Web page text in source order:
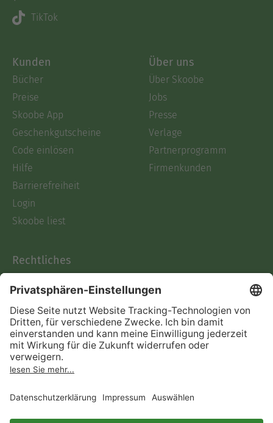
TikTok
Kunden
Bücher
Preise
Skoobe App
Geschenkgutscheine
Code einlösen
Hilfe
Barrierefreiheit
Login
Skoobe liest
Über uns
Über Skoobe
Jobs
Presse
Verlage
Partnerprogramm
Firmenkunden
Rechtliches
AGB
Informationen nach Data
Act
Verträge hier kündigen
Impressum